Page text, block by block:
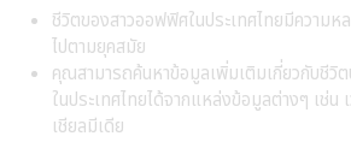
ชีวิตของสาวออฟฟิศในประเทศไทยมีความห
ไปตามยุคสมัย
คุณสามารถค้นหาข้อมูลเพิ่มเติมเกี่ยวกับชีวิ
ในประเทศไทยได้จากแหล่งข้อมูลต่างๆ เช่น
เชียลมีเดีย